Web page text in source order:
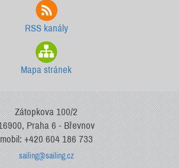
RSS kanály
Mapa stránek
Zátopkova 100/2
Praha 6 - Břevnov
mobil: +420 604 186 733
sailing@sailing.cz